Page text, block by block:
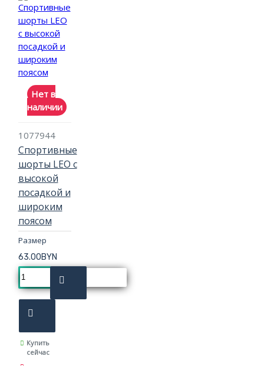
Нет в
наличии
1077944
Спортивные
шорты LEO с
высокой
посадкой и
широким
поясом
Размер
63.00BYN
Купить
сейчас